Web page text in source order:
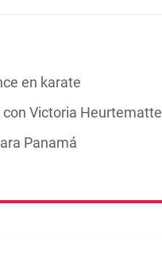
en karate
Victoria Heurtematte
Panamá